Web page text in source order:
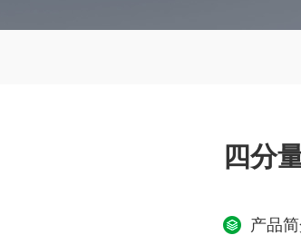
四分
产品